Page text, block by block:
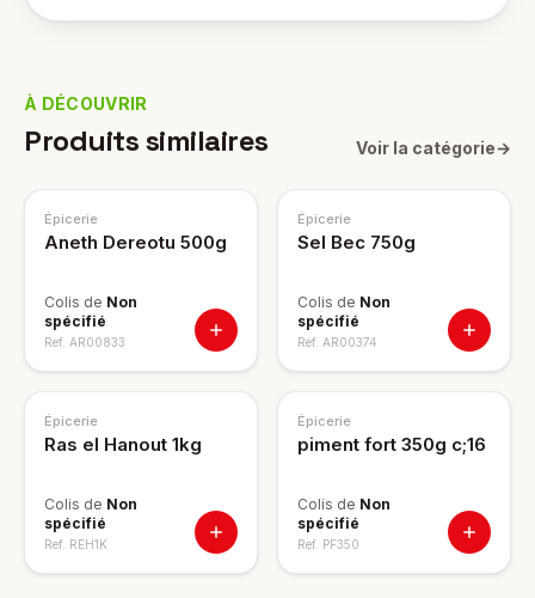
À DÉCOUVRIR
Produits similaires Voir la catégorie→
Épicerie
Aneth Dereotu 500g
Colis de Non
spécifié
Ref. AR00833
Épicerie
Sel Bec 750g
Colis de Non
spécifié
Ref. AR00374
Épicerie
Ras el Hanout 1kg
Colis de Non
spécifié
Ref. REH1K
Épicerie
piment fort 350g c;16
Colis de Non
spécifié
Ref. PF350